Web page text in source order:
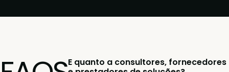
E quanto a consultores, fornecedores